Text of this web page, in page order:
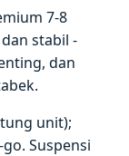
7-8
stabil -
dan
unit);
Suspensi